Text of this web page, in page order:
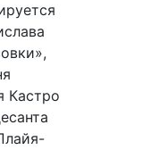
Кастро